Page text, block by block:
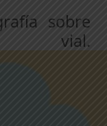
sobre
vial.